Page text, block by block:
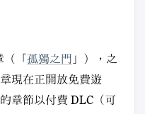
（「 孤獨之門 」），之
現在正開放免費遊
章節以付費 DLC（可